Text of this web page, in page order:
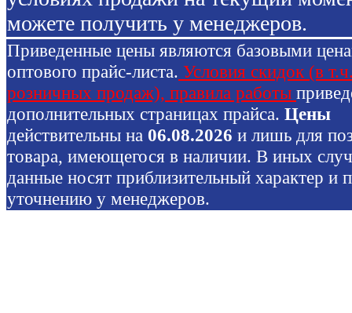
можете получить у менеджеров.
Приведенные цены являются базовыми
оптового прайс-листа. Условия скидок (в
розничных продаж), правила работы
дополнительных страницах прайса. Цены
действительны на 06.08.2026 и лишь для
товара, имеющегося в наличии. В иных
данные носят приблизительный характер и
уточнению у менеджеров.